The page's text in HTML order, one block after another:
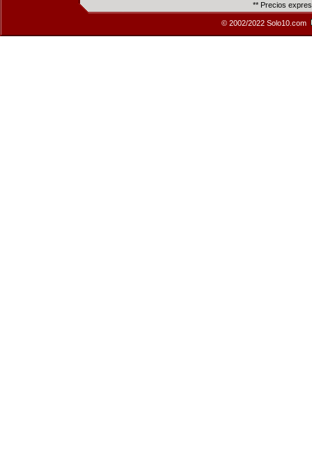
** Precios
© 2002/2022 Solo10.com